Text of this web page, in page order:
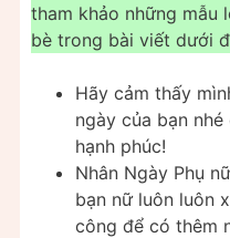
tham khảo những mẫu
bè trong bài viết dưới
Hãy cảm thấy
ngày của bạn
hạnh phúc!
Nhân Ngày Phụ
bạn nữ luôn luôn
công để có thêm